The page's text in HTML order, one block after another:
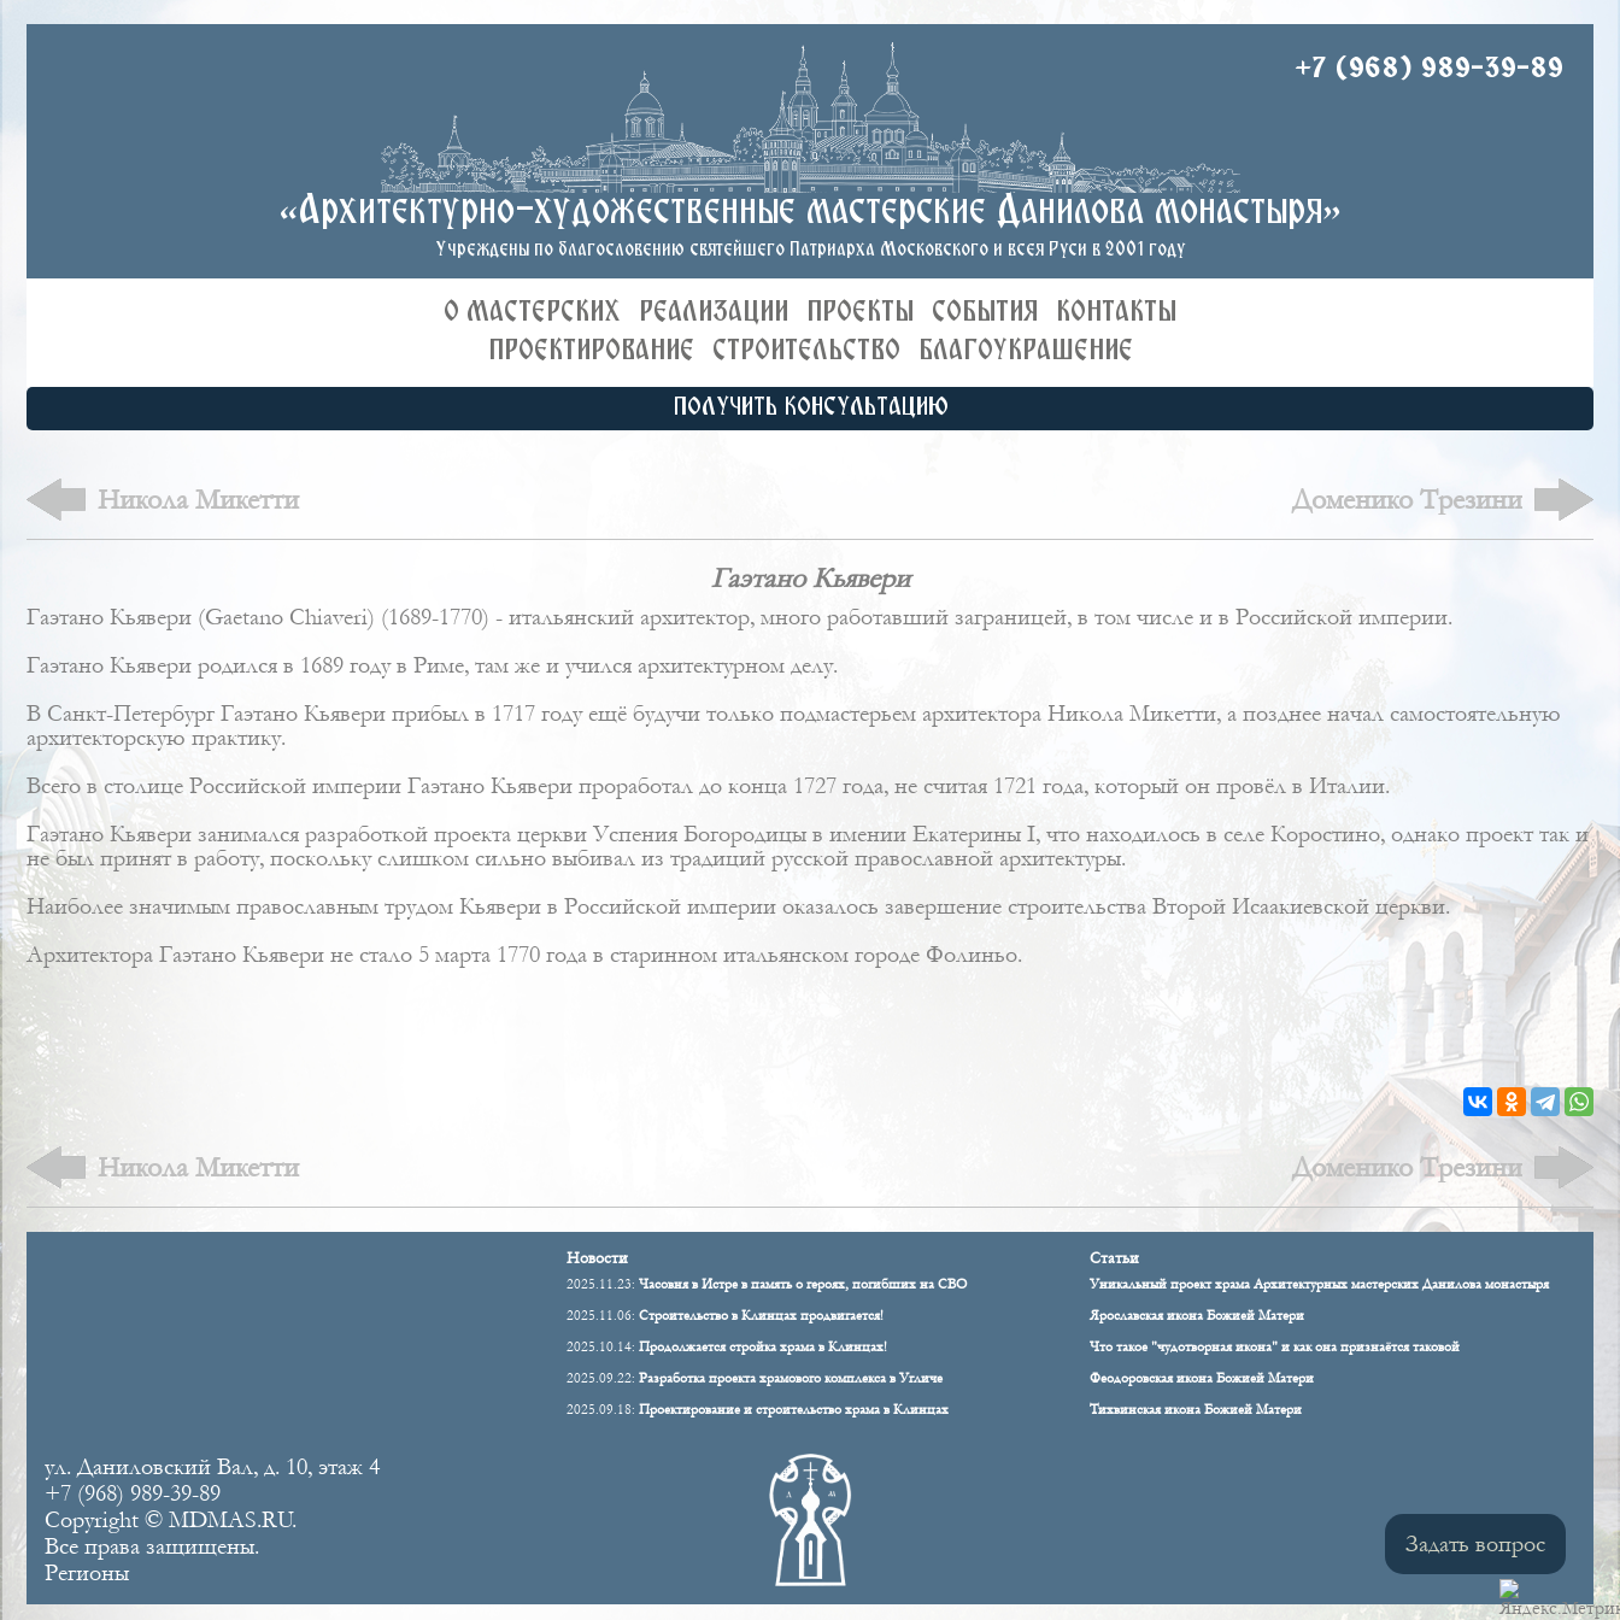
Задать вопрос
+7 (968) 989-39-89
«Архитектурно-художественные мастерские Данилова монастыря»
Учреждены по благословению святейшего Патриарха Московского и всея Руси в 2001 году
О МАСТЕРСКИХ РЕАЛИЗАЦИИ ПРОЕКТЫ СОБЫТИЯ
КОНТАКТЫ
ПРОЕКТИРОВАНИЕ
СТРОИТЕЛЬСТВО БЛАГОУКРАШЕНИЕ
ПОЛУЧИТЬ КОНСУЛЬТАЦИЮ
Никола Микетти Доменико Трезини
Гаэтано Кьявери
Гаэтано Кьявери (Gaetano Chiaveri) (1689-1770) - итальянский архитектор, много работавший заграницей, в том числе и в Российской империи.
Гаэтано Кьявери родился в 1689 году в Риме, там же и учился архитектурном делу.
В Санкт-Петербург Гаэтано Кьявери прибыл в 1717 году ещё будучи только подмастерьем архитектора Никола Микетти, а позднее начал самостоятельную
архитекторскую практику.
Всего в столице Российской империи Гаэтано Кьявери проработал до конца 1727 года, не считая 1721 года, который он провёл в Италии.
Гаэтано Кьявери занимался разработкой проекта церкви Успения Богородицы в имении Екатерины I, что находилось в селе Коростино, однако проект так и
не был принят в работу, поскольку слишком сильно выбивал из традиций русской православной архитектуры.
Наиболее значимым православным трудом Кьявери в Российской империи оказалось завершение строительства Второй Исаакиевской церкви.
Архитектора Гаэтано Кьявери не стало 5 марта 1770 года в старинном итальянском городе Фолиньо.
Никола Микетти Доменико Трезини
Новости
2025.11.23:Часовня в Истре в память о героях, погибших на СВО
2025.11.06:Строительство в Клинцах продвигается!
2025.10.14:Продолжается стройка храма в Клинцах!
2025.09.22:Разработка проекта храмового комплекса в Угличе
2025.09.18:Проектирование и строительство храма в Клинцах
Статьи
Уникальный проект храма Архитектурных мастерских Данилова монастыря
Ярославская икона Божией Матери
Что такое "чудотворная икона" и как она признаётся таковой
Феодоровская икона Божией Матери
Тихвинская икона Божией Матери
ул. Даниловский Вал, д. 10, этаж 4
+7 (968) 989-39-89
Copyright © MDMAS.RU.
Все права защищены.
Регионы